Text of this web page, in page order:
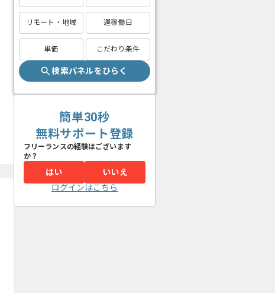
リモート・地域 週稼働日
単価 こだわり条件
検索パネルをひらく
簡単30秒
無料サポート登録
フリーランスの経験はございます
か？
はい
いいえ
ログインはこちら